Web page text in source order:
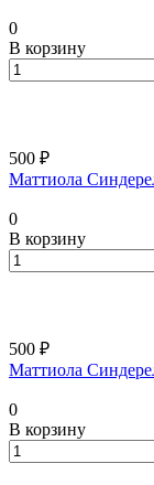
0
В корзину
500 ₽
Маттиола
0
В корзину
500 ₽
Маттиола
0
В корзину